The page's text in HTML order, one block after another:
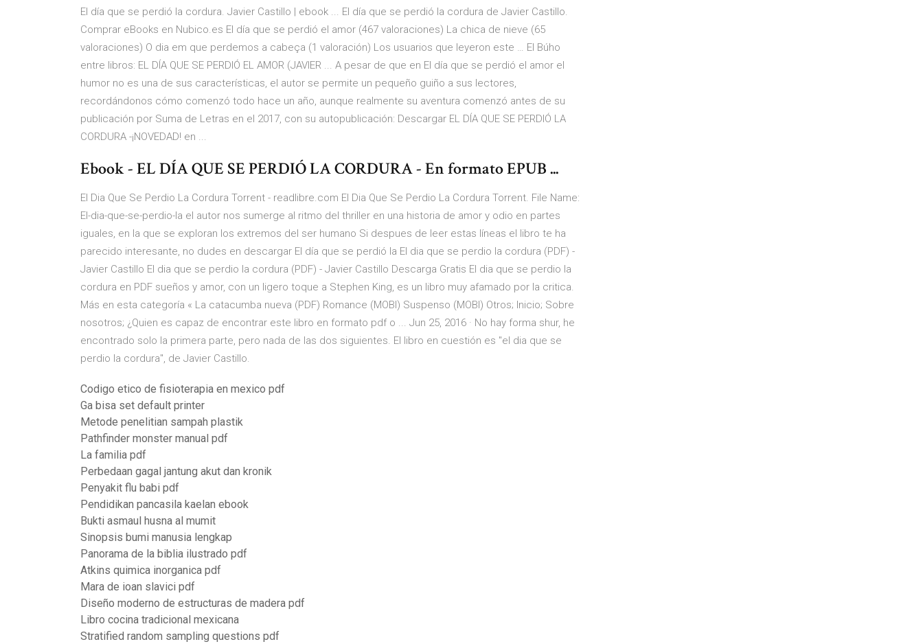
El día que se perdió la cordura. Javier Castillo | ebook ... El día que se perdió la cordura de Javier Castillo.
Comprar eBooks en Nubico.es El día que se perdió el amor (467 valoraciones) La chica de nieve (65
valoraciones) O dia em que perdemos a cabeça (1 valoración) Los usuarios que leyeron este … El Búho
entre libros: EL DÍA QUE SE PERDIÓ EL AMOR (JAVIER ... A pesar de que en El día que se perdió el amor el
humor no es una de sus características, el autor se permite un pequeño guiño a sus lectores,
recordándonos cómo comenzó todo hace un año, aunque realmente su aventura comenzó antes de su
publicación por Suma de Letras en el 2017, con su autopublicación: Descargar EL DÍA QUE SE PERDIÓ LA
CORDURA -¡NOVEDAD! en ...
Ebook - EL DÍA QUE SE PERDIÓ LA CORDURA - En formato EPUB ...
El Dia Que Se Perdio La Cordura Torrent - readlibre.com El Dia Que Se Perdio La Cordura Torrent. File Name:
El-dia-que-se-perdio-la el autor nos sumerge al ritmo del thriller en una historia de amor y odio en partes
iguales, en la que se exploran los extremos del ser humano Si despues de leer estas líneas el libro te ha
parecido interesante, no dudes en descargar El día que se perdió la El dia que se perdio la cordura (PDF) -
Javier Castillo El dia que se perdio la cordura (PDF) - Javier Castillo Descarga Gratis El dia que se perdio la
cordura en PDF sueños y amor, con un ligero toque a Stephen King, es un libro muy afamado por la critica.
Más en esta categoría « La catacumba nueva (PDF) Romance (MOBI) Suspenso (MOBI) Otros; Inicio; Sobre
nosotros; ¿Quien es capaz de encontrar este libro en formato pdf o ... Jun 25, 2016 · No hay forma shur, he
encontrado solo la primera parte, pero nada de las dos siguientes. El libro en cuestión es "el dia que se
perdio la cordura", de Javier Castillo.
Codigo etico de fisioterapia en mexico pdf
Ga bisa set default printer
Metode penelitian sampah plastik
Pathfinder monster manual pdf
La familia pdf
Perbedaan gagal jantung akut dan kronik
Penyakit flu babi pdf
Pendidikan pancasila kaelan ebook
Bukti asmaul husna al mumit
Sinopsis bumi manusia lengkap
Panorama de la biblia ilustrado pdf
Atkins quimica inorganica pdf
Mara de ioan slavici pdf
Diseño moderno de estructuras de madera pdf
Libro cocina tradicional mexicana
Stratified random sampling questions pdf